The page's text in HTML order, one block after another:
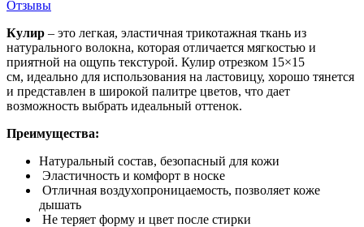
Отзывы
Кулир – это легкая, эластичная трикотажная ткань из
натурального волокна, которая отличается мягкостью и
приятной на ощупь текстурой. Кулир отрезком 15×15
см, идеально для использования на ластовицу, хорошо тянется
и представлен в широкой палитре цветов, что дает
возможность выбрать идеальный оттенок.
Преимущества:
Натуральный состав, безопасный для кожи
Эластичность и комфорт в носке
Отличная воздухопроницаемость, позволяет коже
дышать
Не теряет форму и цвет после стирки